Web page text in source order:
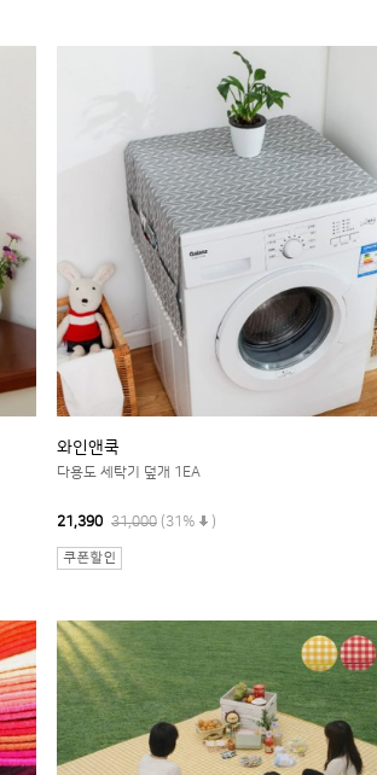
와인앤쿡
다용도 세탁기 덮개 1EA
21,390 31,000 (31% )